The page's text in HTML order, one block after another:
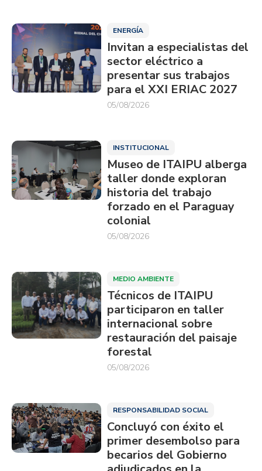
ENERGÍA
Invitan a especialistas del
sector eléctrico a
presentar sus trabajos
para el XXI ERIAC 2027
05/08/2026
INSTITUCIONAL
Museo de ITAIPU alberga
taller donde exploran
historia del trabajo
forzado en el Paraguay
colonial
05/08/2026
MEDIO AMBIENTE
Técnicos de ITAIPU
participaron en taller
internacional sobre
restauración del paisaje
forestal
05/08/2026
RESPONSABILIDAD SOCIAL
Concluyó con éxito el
primer desembolso para
becarios del Gobierno